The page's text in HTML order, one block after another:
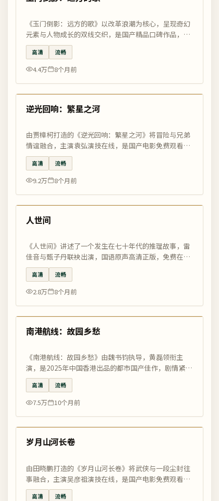
《玉门倒影：远方的歌》以改革浪潮为核心，呈现奇幻
元素与人物成长的双线交织，是国产精品口碑作品，国
影优选高清正版免费观看。
高清 流畅
4.4万 8个月前
最新
99:47
逆光回响：繁星之河
由贾樟柯打造的《逆光回响：繁星之河》将冒险与兄弟
情谊融合，主演袁弘演技在线，是国产电影免费观看最
好的电影网精选佳作。
高清 流畅
9.2万 8个月前
最新
99:36
人世间
《人世间》讲述了一个发生在七十年代的推理故事，雷
佳音与甄子丹联袂出演，国语原声高清正版，免费在线
观看，国影优选编辑精选推荐。
高清 流畅
2.8万 8个月前
最新
93:43
南港航线：故园乡愁
《南港航线：故园乡愁》由魏书钧执导，黄磊领衔主
演，是2025年中国香港出品的都市国产佳作，剧情紧
凑、情感真挚。在国影优选——国产电影免费观看最好
的电影网，享受高清正版在线观看。
高清 流畅
7.5万 10个月前
最新
99:34
岁月山河长卷
由田晓鹏打造的《岁月山河长卷》将武侠与一段尘封往
事融合，主演吴彦祖演技在线，是国产电影免费观看最
好的电影网精选佳作。
高清 流畅